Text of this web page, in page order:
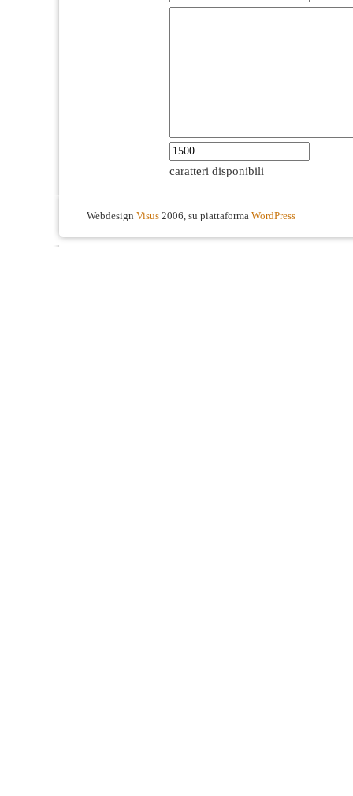
caratteri disponibili
Webdesign Visus 2006, su piattaforma WordPress